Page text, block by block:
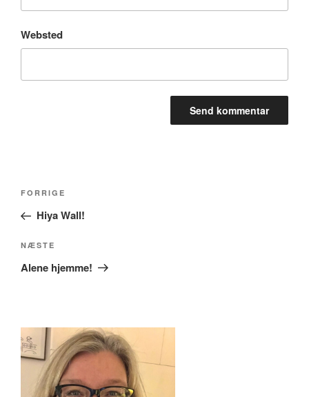
Websted
Indlægsnavigation
Forrige
indlæg
FORRIGE
Hiya Wall!
Næste
indlæg
NÆSTE
Alene hjemme!